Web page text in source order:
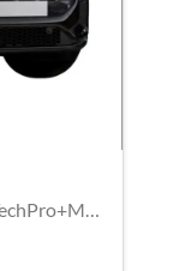
Sportback NEU TFSI quattro S line Pano+TechPro+Matrix+AHK+HUD+Alu20+KlimaPlus+DCC+SONOS